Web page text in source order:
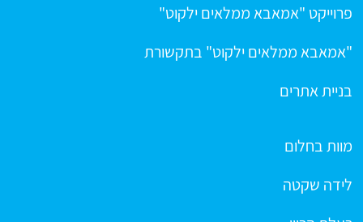
פרוייקט "אמאבא ממלאים ילקוט"
"אמאבא ממלאים ילקוט" בתקשורת
בניית אתרים
מוות בחלום
לידה שקטה